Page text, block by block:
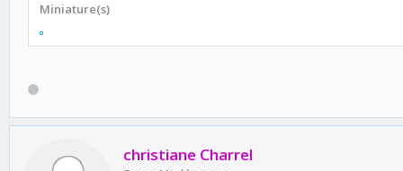
Miniature(s)